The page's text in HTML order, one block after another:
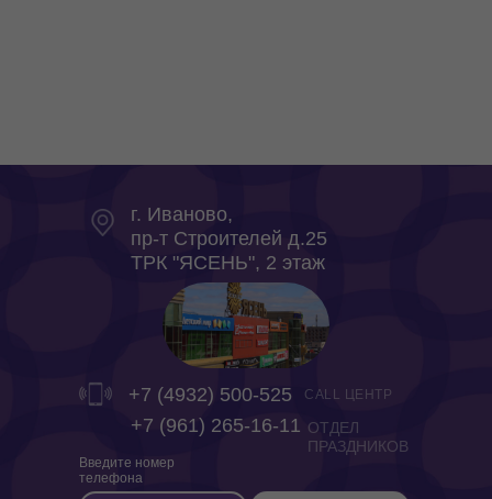
Введите номер
телефона
г. Иваново,
пр-т Строителей д.25
ТРК "ЯСЕНЬ", 2 этаж
+7 (4932) 500-525
‎+7 (961) 265-16-11 ОТДЕЛ
ПРАЗДНИКОВ
CALL ЦЕНТР